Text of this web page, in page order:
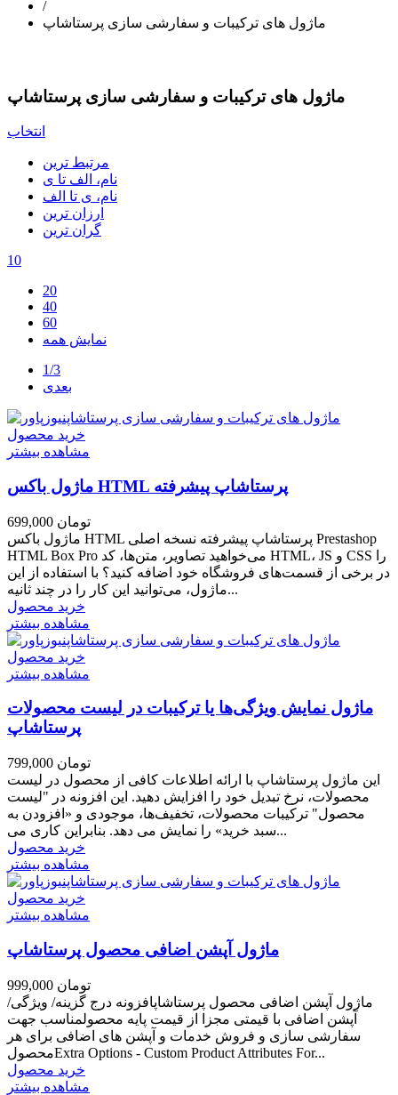
/
ماژول های ترکیبات و سفارشی سازی پرستاشاپ
ماژول های ترکیبات و سفارشی سازی پرستاشاپ
انتخاب
مرتبط ترین
نام، الف تا ی
نام، ی تا الف
ارزان ترین
گران ترین
10
20
40
60
نمایش همه
1/3
بعدی
خرید محصول
مشاهده بیشتر
ماژول باکس HTML پرستاشاپ پیشرفته
699,000 تومان
ماژول باکس HTML پرستاشاپ پیشرفته نسخه اصلی Prestashop
HTML Box Pro می‌خواهید تصاویر، متن‌ها، کد HTML، JS و CSS را
در برخی از قسمت‌های فروشگاه خود اضافه کنید؟ با استفاده از این
ماژول، می‌توانید این کار را در چند ثانیه...
خرید محصول
مشاهده بیشتر
خرید محصول
مشاهده بیشتر
ماژول نمایش ویژگی‌ها یا ترکیبات در لیست محصولات
پرستاشاپ
799,000 تومان
این ماژول پرستاشاپ با ارائه اطلاعات کافی از محصول در لیست
محصولات، نرخ تبدیل خود را افزایش دهید. این افزونه در "لیست
محصول" ترکیبات محصولات، تخفیف‌ها، موجودی و «افزودن به
سبد خرید» را نمایش می دهد. بنابراین کاری می...
خرید محصول
مشاهده بیشتر
خرید محصول
مشاهده بیشتر
ماژول آپشن اضافی محصول پرستاشاپ
999,000 تومان
ماژول آپشن اضافی محصول پرستاشاپافزونه درج گزینه/ ویژگی/
آپشن اضافی با قیمتی مجزا از قیمت پایه محصولمناسب جهت
سفارشی سازی و فروش خدمات و آپشن های اضافی برای هر
محصولExtra Options - Custom Product Attributes For...
خرید محصول
مشاهده بیشتر